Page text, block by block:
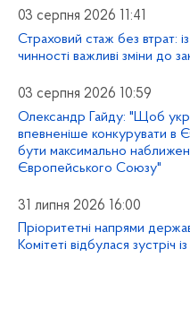
03 серпня 2026 11:41
Страховий стаж без втрат:
чинності важливі зміни до
03 серпня 2026 10:59
Олександр Гайду: "Щоб
впевненіше конкурувати в
бути максимально
Європейського Союзу"
31 липня 2026 16:00
Пріоритетні напрями
Комітеті відбулася зустріч